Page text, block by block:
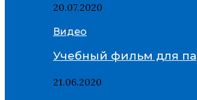
20.07.2020
Видео
Учебный фильм для
21.06.2020